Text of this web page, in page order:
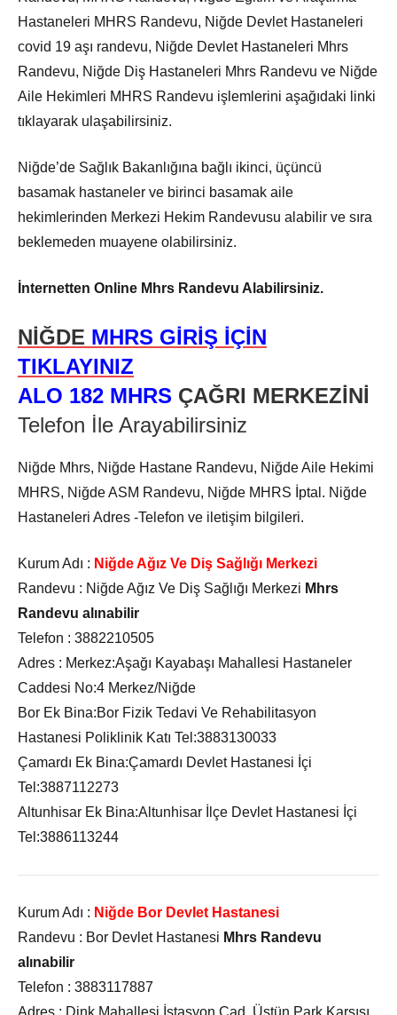
Hastaneleri MHRS Randevu, Niğde Devlet Hastaneleri
covid 19 aşı randevu, Niğde Devlet Hastaneleri Mhrs
Randevu, Niğde Diş Hastaneleri Mhrs Randevu ve Niğde
Aile Hekimleri MHRS Randevu işlemlerini aşağıdaki linki
tıklayarak ulaşabilirsiniz.
Niğde’de Sağlık Bakanlığına bağlı ikinci, üçüncü
basamak hastaneler ve birinci basamak aile
hekimlerinden Merkezi Hekim Randevusu alabilir ve sıra
beklemeden muayene olabilirsiniz.
İnternetten Online Mhrs Randevu Alabilirsiniz.
NİĞDE MHRS GİRİŞ İÇİN
TIKLAYINIZ
ALO 182 MHRS ÇAĞRI MERKEZİNİ
Telefon İle Arayabilirsiniz
Niğde Mhrs, Niğde Hastane Randevu, Niğde Aile Hekimi
MHRS, Niğde ASM Randevu, Niğde MHRS İptal. Niğde
Hastaneleri Adres -Telefon ve iletişim bilgileri.
Kurum Adı : Niğde Ağız Ve Diş Sağlığı Merkezi
Randevu : Niğde Ağız Ve Diş Sağlığı Merkezi Mhrs
Randevu alınabilir
Telefon : 3882210505
Adres : Merkez:Aşağı Kayabaşı Mahallesi Hastaneler
Caddesi No:4 Merkez/Niğde
Bor Ek Bina:Bor Fizik Tedavi Ve Rehabilitasyon
Hastanesi Poliklinik Katı Tel:3883130033
Çamardı Ek Bina:Çamardı Devlet Hastanesi İçi
Tel:3887112273
A ltunhisar Ek Bina:Altunhisar İlçe Devlet Hastanesi İçi
Tel:3886113244
Kurum Adı : Niğde Bor Devlet Hastanesi
Randevu : Bor Devlet Hastanesi Mhrs Randevu
alınabilir
Telefon : 3883117887
Adres : Dink Mahallesi İstasyon Cad. Üstün Park Karşısı